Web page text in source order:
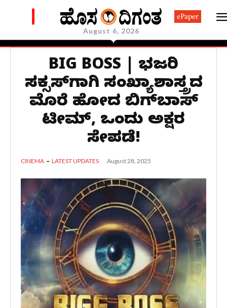
August 6, 2026
ePaper
BIG BOSS | ಭರ್ಜರಿ
ಸಕ್ಸಸ್‌ಗಾಗಿ ಸಂಖ್ಯಾಶಾಸ್ತ್ರದ
ಮೊರೆ ಹೋದ ಬಿಗ್‌ಬಾಸ್‌
ಟೀಮ್‌, ಒಂದು ಅಕ್ಷರ
ಸೇರ್ಪಡೆ!
CINEMA LATEST UPDATES August 28, 2025